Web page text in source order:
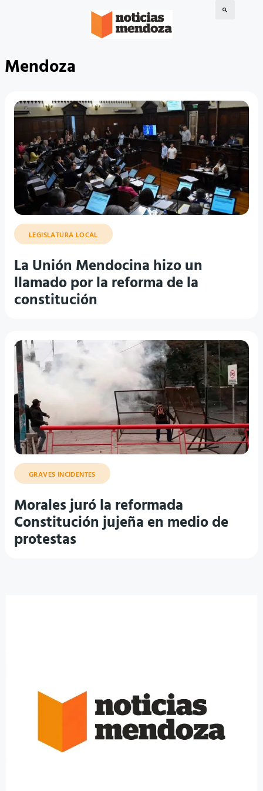
Mendoza
LEGISLATURA LOCAL
La Unión Mendocina hizo un
llamado por la reforma de la
constitución
GRAVES INCIDENTES
Morales juró la reformada
Constitución jujeña en medio de
protestas